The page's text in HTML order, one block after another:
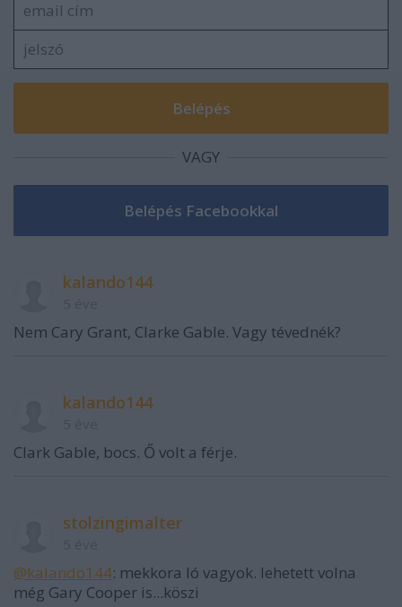
VAGY
kalando144
Nem Cary Grant, Clarke Gable. Vagy tévednék?
kalando144
Clark Gable, bocs. Ő volt a férje.
stolzingimalter
@kalando144: mekkora ló vagyok. lehetett volna
még Gary Cooper is...köszi